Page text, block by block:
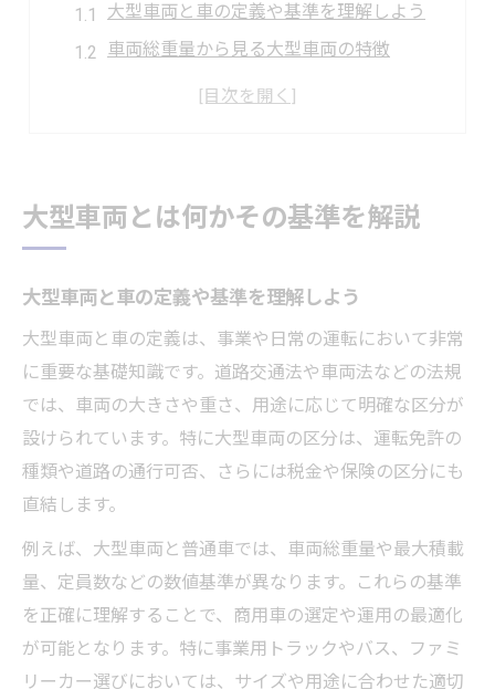
大型車両と車の定義や基準を理解しよう
車両総重量から見る大型車両の特徴
大型車両はどこから該当するのかを解説
車両の分類と大型の境界線を知る
中型車と大型車の具体的な違いを把握
車の大型区分を正確に見極める方法
国産車の大型ランキングから見る特徴
中型車と大型車の違いを見極める方法
車の中型と大型の違いを見極める基準
普通車と大型車の明確な違いを知ろう
中型車と大型車の見分け方を解説
車両区分ごとの特徴と選び方のポイント
ごつい車や大型車の選定基準を考える
運転免許と大型車両の関係を把握する
大型車両とは何かその基準を解説
大型車両と車の定義や基準を理解しよう
大型車両と車の定義は、事業や日常の運転において非常
に重要な基礎知識です。道路交通法や車両法などの法規
では、車両の大きさや重さ、用途に応じて明確な区分が
設けられています。特に大型車両の区分は、運転免許の
種類や道路の通行可否、さらには税金や保険の区分にも
直結します。
例えば、大型車両と普通車では、車両総重量や最大積載
量、定員数などの数値基準が異なります。これらの基準
を正確に理解することで、商用車の選定や運用の最適化
が可能となります。特に事業用トラックやバス、ファミ
リーカー選びにおいては、サイズや用途に合わせた適切